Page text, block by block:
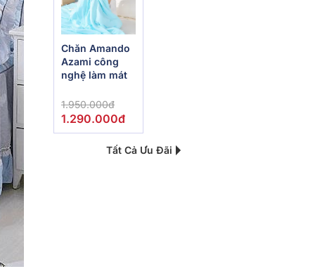
Chăn Amando
Azami công
nghệ làm mát
1.950.000đ
1.290.000đ
Tất Cả Ưu Đãi